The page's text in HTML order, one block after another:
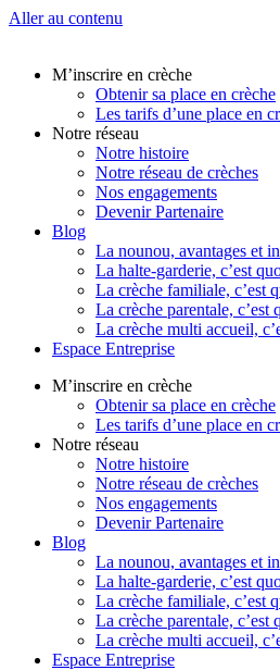
Aller au contenu
M’inscrire en crèche
Obtenir sa place en crèche
Les tarifs d’une place en
Notre réseau
Notre histoire
Notre réseau de crèches
Nos engagements
Devenir Partenaire
Blog
La nounou, avantages et
La halte-garderie, c’est
La crèche familiale, c’est
La crèche parentale, c’est
La crèche multi accueil,
Espace Entreprise
M’inscrire en crèche
Obtenir sa place en crèche
Les tarifs d’une place en
Notre réseau
Notre histoire
Notre réseau de crèches
Nos engagements
Devenir Partenaire
Blog
La nounou, avantages et
La halte-garderie, c’est
La crèche familiale, c’est
La crèche parentale, c’est
La crèche multi accueil,
Espace Entreprise